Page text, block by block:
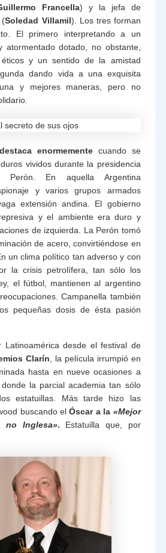
Francella) y la jefa de
(Soledad Villamil). Los tres forman
El primero interpretando a un
atormentado dotado, no obstante,
y un sentido de la amistad
dando vida a una exquisita
y mejores maneras, pero no
enormemente cuando se
vividos durante la presidencia
En aquella Argentina
y varios grupos armados
extensión andina. El gobierno
y el ambiente era duro y
de izquierda. La Perón tomó
de acero, convirtiéndose en
un clima político tan adverso y con
la crisis petrolífera, tan sólo los
el fútbol, mantienen al argentino
Campanella también
pequeñas dosis de ésta pasión
Latinoamérica desde el festival de
Clarín, la película irrumpió en
hasta en nueve ocasiones a
la parcial academia tan sólo
estatuillas. Más tarde hizo las
buscando elÓscar a la «Mejor
no Inglesa». Estatuilla que, por